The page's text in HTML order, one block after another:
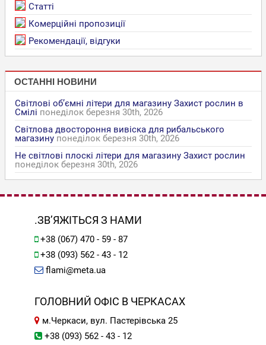
Статті
Комерційні пропозиції
Рекомендації, відгуки
ОСТАННІ НОВИНИ
Світлові об’ємні літери для магазину Захист рослин в
Смілі понеділок березня 30th, 2026
Світлова двостороння вивіска для рибальського
магазину понеділок березня 30th, 2026
Не світлові плоскі літери для магазину Захист рослин
понеділок березня 30th, 2026
.ЗВ’ЯЖІТЬСЯ З НАМИ
+38 (067) 470 - 59 - 87
+38 (093) 562 - 43 - 12
flami@meta.ua
ГОЛОВНИЙ ОФІС В ЧЕРКАСАХ
м.Черкаси, вул. Пастерівська 25
+38 (093) 562 - 43 - 12